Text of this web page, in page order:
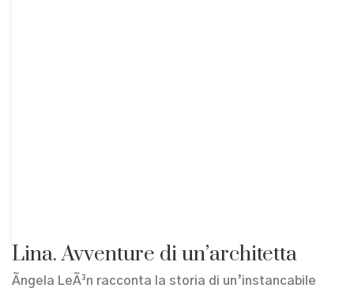
Lina. Avventure di un’architetta
Ãngela LeÃ³n racconta la storia di un’instancabile